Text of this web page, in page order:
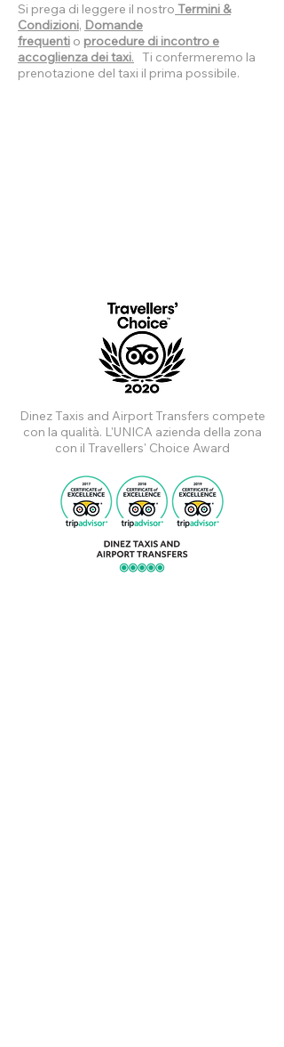
Si prega di leggere il nostro Termini &
Condizioni, Domande
frequenti o procedure di incontro e
accoglienza dei taxi. Ti confermeremo la
prenotazione del taxi il prima possibile.
Dinez Taxis and Airport Transfers compete
con la qualità. L'UNICA azienda della zona
con il Travellers' Choice Award